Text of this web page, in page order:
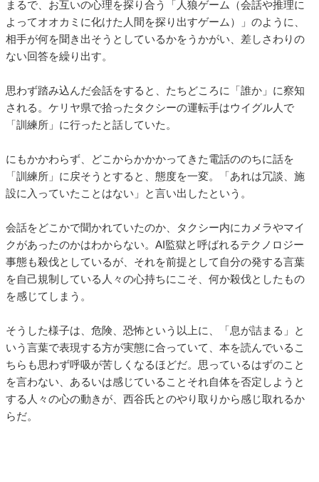
まるで、お互いの心理を探り合う「人狼ゲーム（会話や推理に
よってオオカミに化けた人間を探り出すゲーム）」のように、
相手が何を聞き出そうとしているかをうかがい、差しさわりの
ない回答を繰り出す。
思わず踏み込んだ会話をすると、たちどころに「誰か」に察知
される。ケリヤ県で拾ったタクシーの運転手はウイグル人で
「訓練所」に行ったと話していた。
にもかかわらず、どこからかかかってきた電話ののちに話を
「訓練所」に戻そうとすると、態度を一変。「あれは冗談、施
設に入っていたことはない」と言い出したという。
会話をどこかで聞かれていたのか、タクシー内にカメラやマイ
クがあったのかはわからない。AI監獄と呼ばれるテクノロジー
事態も殺伐としているが、それを前提として自分の発する言葉
を自己規制している人々の心持ちにこそ、何か殺伐としたもの
を感じてしまう。
そうした様子は、危険、恐怖という以上に、「息が詰まる」と
いう言葉で表現する方が実態に合っていて、本を読んでいるこ
ちらも思わず呼吸が苦しくなるほどだ。思っているはずのこと
を言わない、あるいは感じていることそれ自体を否定しようと
する人々の心の動きが、西谷氏とのやり取りから感じ取れるか
らだ。